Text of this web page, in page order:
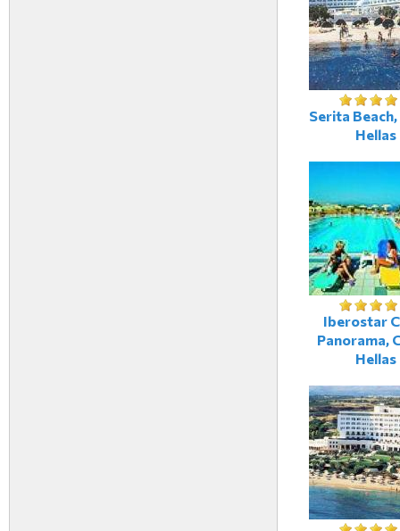
Serita
Hellas
Iberostar
Panorama,
Hellas